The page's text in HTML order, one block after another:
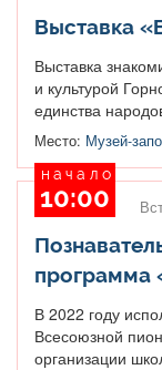
Выставка
Выставка
и культурой
единства
Место: Музей-
начало
10:00
программа
В 2022 году
Всесоюзной
организации